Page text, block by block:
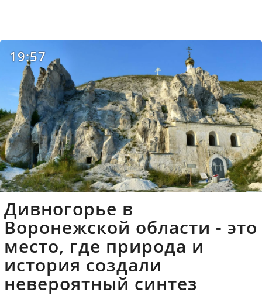
19:57
Дивногорье в
Воронежской области - это
место, где природа и
история создали
невероятный синтез